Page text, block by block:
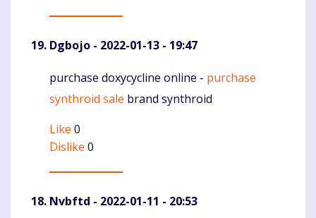
Dgbojo - 2022-01-13 - 19:47
Komentaras
purchase doxycycline online - purchase
synthroid sale brand synthroid
Like 0
Dislike 0
Nvbftd - 2022-01-11 - 20:53